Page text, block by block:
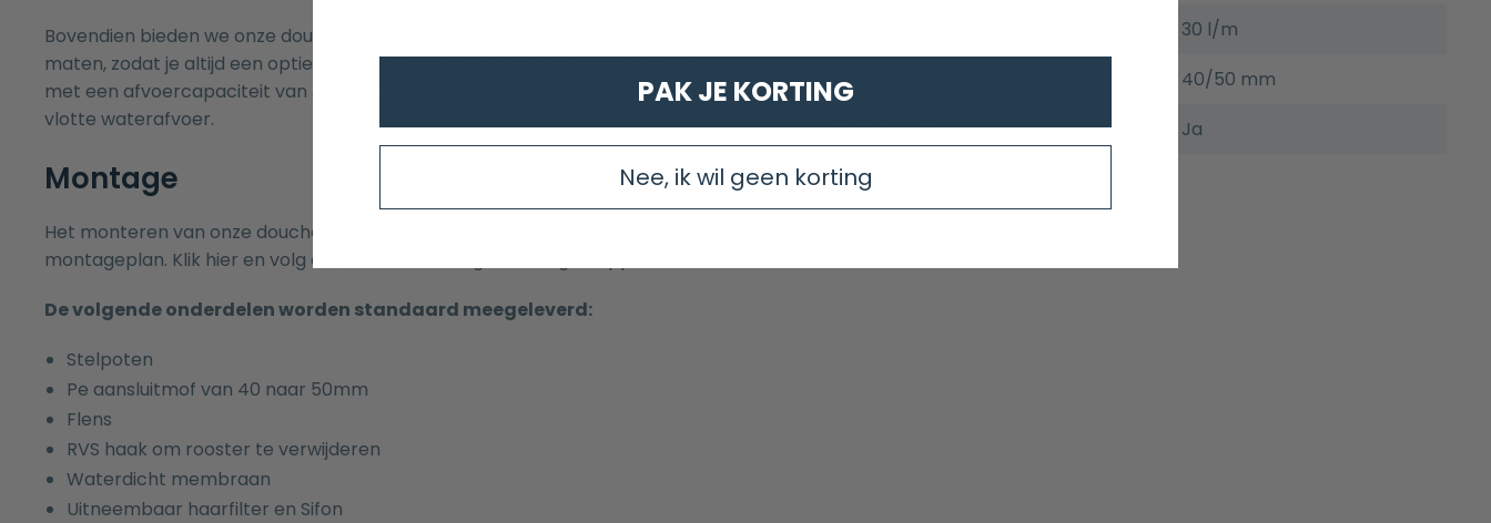
Bovendien bieden we onze douchegoten aan in verschillende kleuren en
maten, zodat je altijd een optie vindt die perfect bij jouw badkamer past. En
met een afvoercapaciteit van 30 liter per minuut ben je verzekerd van een
vlotte waterafvoer.
Montage
Het monteren van onze douchegoot is eenvoudig dankzij ons stapsgewijze
montageplan. Klik hier en volg de zeven eenvoudige montagestappen.
De volgende onderdelen worden standaard meegeleverd:
Stelpoten
Pe aansluitmof van 40 naar 50mm
Flens
RVS haak om rooster te verwijderen
Waterdicht membraan
Uitneembaar haarfilter en Sifon
30 l/m
Uitwendige buisdiameter
40/50 mm
Stankafsluiter
Ja
PAK JE KORTING
Nee, ik wil geen korting